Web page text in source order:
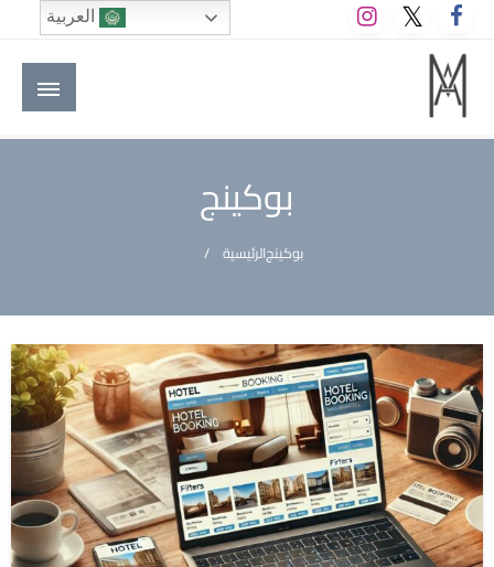
التخطي
إلى
المحتوى
M A hotels | إم ايه هوتيلز
الموقع الأول للعاملين في الفنادق في العالم العربي
بوكينج
الرئيسيةبوكينج
العربية